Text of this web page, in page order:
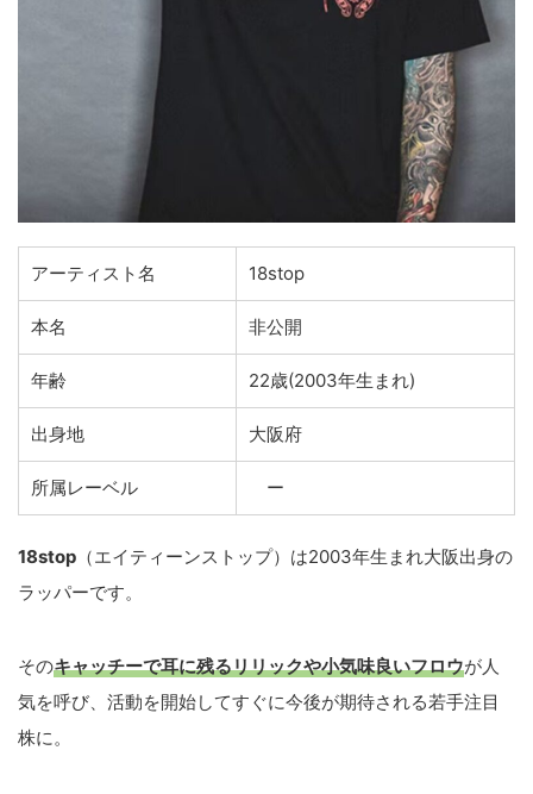
アーティスト名 18stop
本名 非公開
年齢 22歳(2003年生まれ)
出身地 大阪府
所属レーベル ー
18stop （エイティーンストップ）は2003年生まれ大阪出身の
ラッパーです。
そのキャッチーで耳に残るリリックや小気味良いフロウが人
気を呼び、活動を開始してすぐに今後が期待される若手注目
株に。